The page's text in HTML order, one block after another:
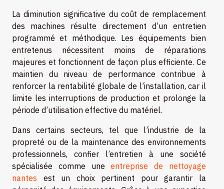
La diminution significative du coût de remplacement
des machines résulte directement d’un entretien
programmé et méthodique. Les équipements bien
entretenus nécessitent moins de réparations
majeures et fonctionnent de façon plus efficiente. Ce
maintien du niveau de performance contribue à
renforcer la rentabilité globale de l’installation, car il
limite les interruptions de production et prolonge la
période d’utilisation effective du matériel.
Dans certains secteurs, tel que l’industrie de la
propreté ou de la maintenance des environnements
professionnels, confier l’entretien à une société
spécialisée comme uneentreprise de nettoyage
nantes est un choix pertinent pour garantir la